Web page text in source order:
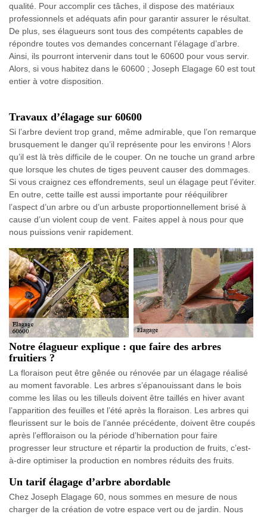
qualité. Pour accomplir ces tâches, il dispose des matériaux
professionnels et adéquats afin pour garantir assurer le résultat.
De plus, ses élagueurs sont tous des compétents capables de
répondre toutes vos demandes concernant l’élagage d’arbre.
Ainsi, ils pourront intervenir dans tout le 60600 pour vous servir.
Alors, si vous habitez dans le 60600 ; Joseph Elagage 60 est tout
entier à votre disposition.
Travaux d’élagage sur 60600
Si l’arbre devient trop grand, même admirable, que l’on remarque
brusquement le danger qu’il représente pour les environs ! Alors
qu’il est là très difficile de le couper. On ne touche un grand arbre
que lorsque les chutes de tiges peuvent causer des dommages.
Si vous craignez ces effondrements, seul un élagage peut l’éviter.
En outre, cette taille est aussi importante pour rééquilibrer
l’aspect d’un arbre ou d’un arbuste proportionnellement brisé à
cause d’un violent coup de vent. Faites appel à nous pour que
nous puissions venir rapidement.
Notre élagueur explique : que faire des arbres
fruitiers ?
La floraison peut être gênée ou rénovée par un élagage réalisé
au moment favorable. Les arbres s’épanouissant dans le bois
comme les lilas ou les tilleuls doivent être taillés en hiver avant
l’apparition des feuilles et l’été après la floraison. Les arbres qui
fleurissent sur le bois de l’année précédente, doivent être coupés
après l’effloraison ou la période d’hibernation pour faire
progresser leur structure et répartir la production de fruits, c’est-
à-dire optimiser la production en nombres réduits des fruits.
Un tarif élagage d’arbre abordable
Chez Joseph Elagage 60, nous sommes en mesure de nous
charger de la création de votre espace vert ou de jardin. Nous